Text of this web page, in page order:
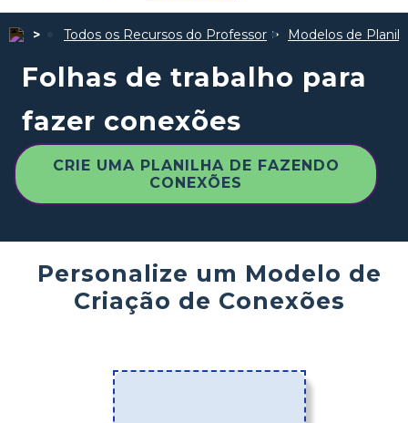
Todos os Recursos do Professor Modelos de
Folhas de trabalho para
fazer conexões
CRIE UMA PLANILHA DE FAZENDO
CONEXÕES
Personalize um Modelo de
Criação de Conexões